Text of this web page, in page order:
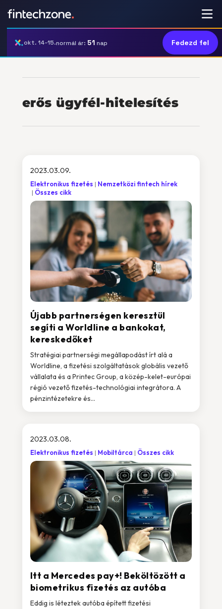
okt. 14-15.normál ár: 51 nap Fedezd fel
erős ügyfél-hitelesítés
Újabb partnerségen keresztül
segíti a Worldline a bankokat,
kereskedőket
2023.03.09.
Elektronikus fizetés
Nemzetközi fintech hírek
Összes cikk
Stratégiai partnerségi megállapodást írt alá a
Worldline, a fizetési szolgáltatások globális vezető
vállalata és a Printec Group, a közép-kelet-európai
régió vezető fizetés-technológiai integrátora. A
pénzintézetekre és...
Itt a Mercedes pay+! Beköltözött a
biometrikus fizetés az autóba
2023.03.08.
Elektronikus fizetés Mobiltárca Összes cikk
Eddig is léteztek autóba épített fizetési